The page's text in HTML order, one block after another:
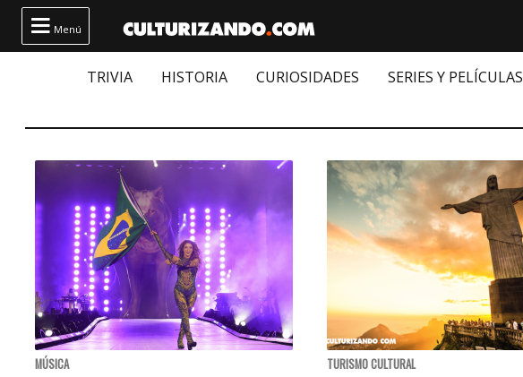
 Menú
TRIVIA HISTORIA CURIOSIDADES SERIES Y PELÍCULAS
MÚSICA
TURISMO CULTURAL